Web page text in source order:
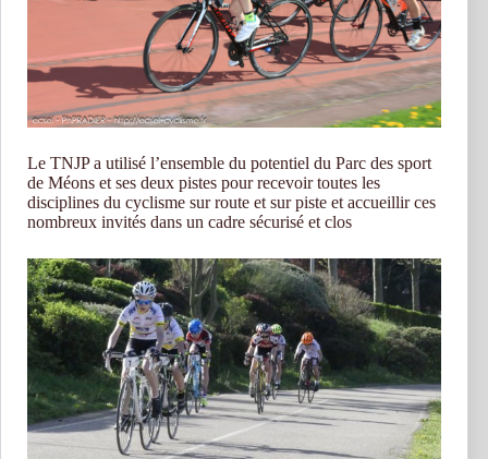
Le TNJP a utilisé l’ensemble du potentiel du Parc des sport
de Méons et ses deux pistes pour recevoir toutes les
disciplines du cyclisme sur route et sur piste et accueillir ces
nombreux invités dans un cadre sécurisé et clos